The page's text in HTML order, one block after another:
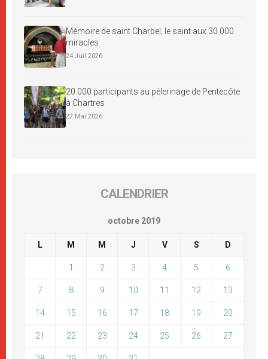
Mémoire de saint Charbel, le saint aux 30 000
miracles
24 Juil 2026
20 000 participants au pèlerinage de Pentecôte
à Chartres
22 Mai 2026
CALENDRIER
octobre 2019
L M M J V S D
1 2 3 4 5 6
7 8 9 10 11 12 13
14 15 16 17 18 19 20
21 22 23 24 25 26 27